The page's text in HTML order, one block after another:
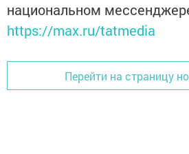
национальном
https://max.ru/tatmedia
Перейти на страницу